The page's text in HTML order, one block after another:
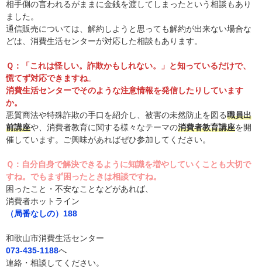
相手側の言われるがままに金銭を渡してしまったという相談もあり
ました。
通信販売については、解約しようと思っても解約が出来ない場合な
どは、消費生活センターが対応した相談もあります。
Ｑ：「これは怪しい。詐欺かもしれない。」と知っているだけで、
慌てず対応できますね。
消費生活センターでそのような注意情報を発信したりしています
か。
悪質商法や特殊詐欺の手口を紹介し、被害の未然防止を図る職員出
前講座や、消費者教育に関する様々なテーマの消費者教育講座を開
催しています。ご興味があればぜひ参加してください。
Ｑ：自分自身で解決できるように知識を増やしていくことも大切で
すね。でもまず困ったときは相談ですね。
困ったこと・不安なことなどがあれば、
消費者ホットライン
（局番なしの）188
和歌山市消費生活センター
073-435-1188へ
連絡・相談してください。